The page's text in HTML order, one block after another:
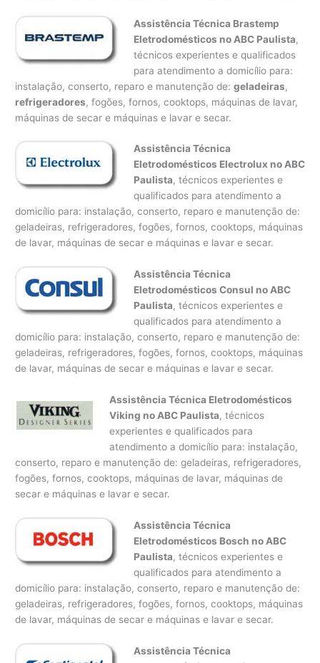
Assistência Técnica Brastemp
Eletrodomésticos no ABC Paulista,
técnicos experientes e qualificados
para atendimento a domicílio para:
instalação, conserto, reparo e manutenção de:geladeiras,
refrigeradores, fogões, fornos, cooktops, máquinas de lavar,
máquinas de secar e máquinas e lavar e secar.
Assistência Técnica
Eletrodomésticos Electrolux no ABC
Paulista, técnicos experientes e
qualificados para atendimento a
domicílio para: instalação, conserto, reparo e manutenção de:
geladeiras, refrigeradores, fogões, fornos, cooktops, máquinas
de lavar, máquinas de secar e máquinas e lavar e secar.
Assistência Técnica
Eletrodomésticos Consul no ABC
Paulista, técnicos experientes e
qualificados para atendimento a
domicílio para: instalação, conserto, reparo e manutenção de:
geladeiras, refrigeradores, fogões, fornos, cooktops, máquinas
de lavar, máquinas de secar e máquinas e lavar e secar.
Assistência Técnica Eletrodomésticos
Viking no ABC Paulista, técnicos
experientes e qualificados para
atendimento a domicílio para: instalação,
conserto, reparo e manutenção de: geladeiras, refrigeradores,
fogões, fornos, cooktops, máquinas de lavar, máquinas de
secar e máquinas e lavar e secar.
Assistência Técnica
Eletrodomésticos Bosch no ABC
Paulista, técnicos experientes e
qualificados para atendimento a
domicílio para: instalação, conserto, reparo e manutenção de:
geladeiras, refrigeradores, fogões, fornos, cooktops, máquinas
de lavar, máquinas de secar e máquinas e lavar e secar.
Assistência Técnica